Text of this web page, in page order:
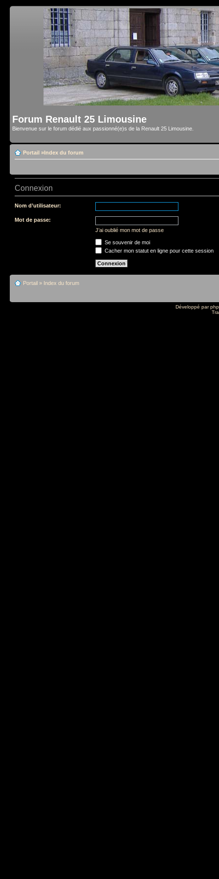
Forum Renault 25 Limousine
Bienvenue sur le forum dédié aux passionné(e)s de la Renault 25 Limousine.
Portail »Index du forum
Connexion
Nom d’utilisateur:
Mot de passe:
J’ai oublié mon mot de passe
Se souvenir de moi
Cacher mon statut en ligne pour cette session
Portail » Index du forum
Développé par